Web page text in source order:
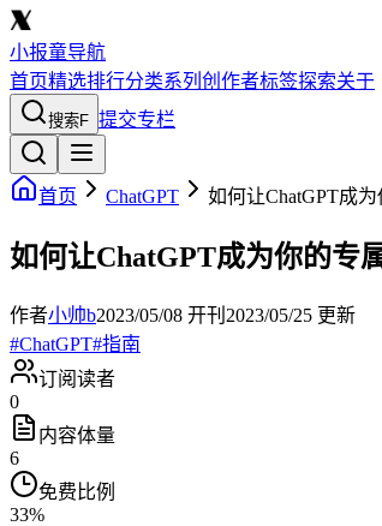
小报童导航
首页精选排行分类系列 创作者标签探索关于
搜索F 提交专栏
首页 ChatGPT 如何让ChatGPT成为
如何让ChatGPT成为你的专
作者小帅b2023/05/08 开刊 2023/05/25 更新
#ChatGPT#指南
订阅读者
0
内容体量
6
免费比例
33%